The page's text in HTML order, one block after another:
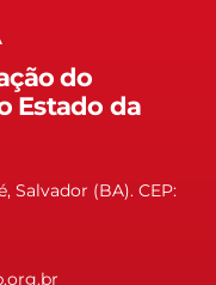
do
Estado da
Salvador (BA). CEP: